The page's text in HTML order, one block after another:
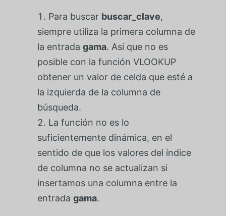
Para buscar buscar_clave,
siempre utiliza la primera columna de
la entrada gama. Así que no es
posible con la función VLOOKUP
obtener un valor de celda que esté a
la izquierda de la columna de
búsqueda.
La función no es lo
suficientemente dinámica, en el
sentido de que los valores del índice
de columna no se actualizan si
insertamos una columna entre la
entrada gama.